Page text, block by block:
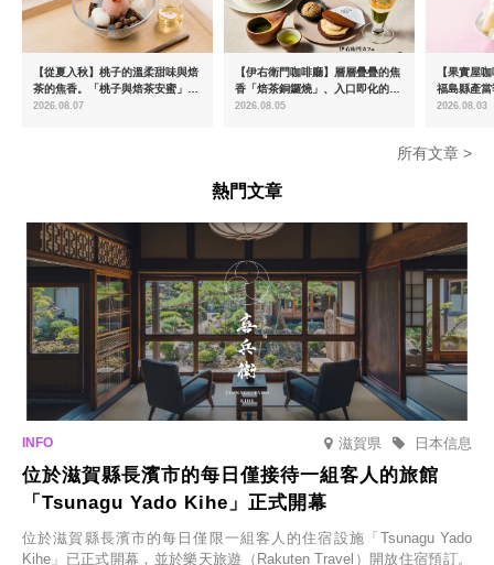
【從夏入秋】桃子的溫柔甜味與焙
茶的焦香。「桃子與焙茶安蜜」將
於8月中旬起限時販售
2026.08.07
【伊右衛門咖啡廳】層層疊疊的焦
香「焙茶銅鑼燒」、入口即化的
「宇治抹茶提拉米蘇」全新登場
2026.08.05
【果實屋
福島縣產
2026.08.03
所有文章 >
熱門文章
滋賀県 日本信息
位於滋賀縣長濱市的每日僅接待一組客人的旅館
「Tsunagu Yado Kihe」正式開幕
位於滋賀縣長濱市的每日僅限一組客人的住宿設施「Tsunagu Yado
Kihe」已正式開幕，並於樂天旅遊（Rakuten Travel）開放住宿預訂。